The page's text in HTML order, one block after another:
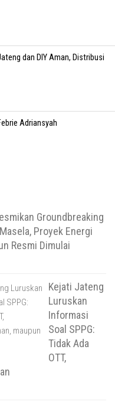
dan DIY Aman, Distribusi
Adriansyah
Groundbreaking
Proyek Energi
Resmi Dimulai
Kejati Jateng
Luruskan
Informasi
Soal SPPG:
Tidak Ada
OTT,